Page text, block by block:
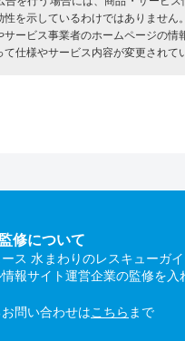
性を示しているわけではありませ
サービス事業者のホームページの
仕様やサービス内容が変更されて
修について
ス 水まわりのレスキューガ
報サイト運営企業の監修を入
問い合わせはこちら まで